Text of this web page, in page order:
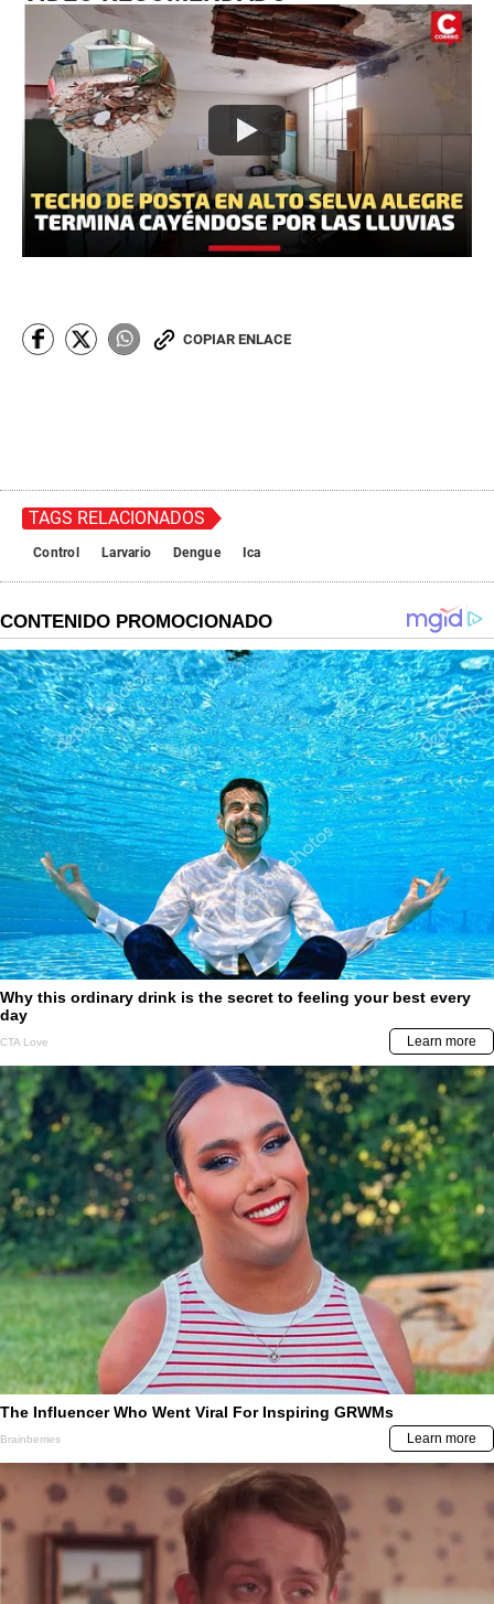
COPIAR ENLACE
TAGS RELACIONADOS
Control Larvario Dengue Ica